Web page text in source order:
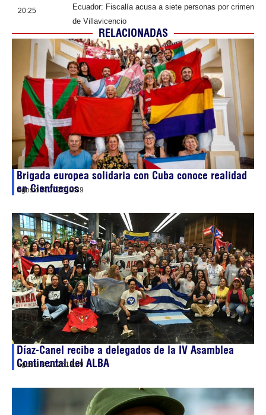
20:25
Ecuador: Fiscalía acusa a siete personas por crimen
de Villavicencio
RELACIONADAS
Brigada europea solidaria con Cuba conoce realidad
en Cienfuegos
agosto 8, 202619:39
Díaz-Canel recibe a delegados de la IV Asamblea
Continental del ALBA
agosto 8, 202618:29